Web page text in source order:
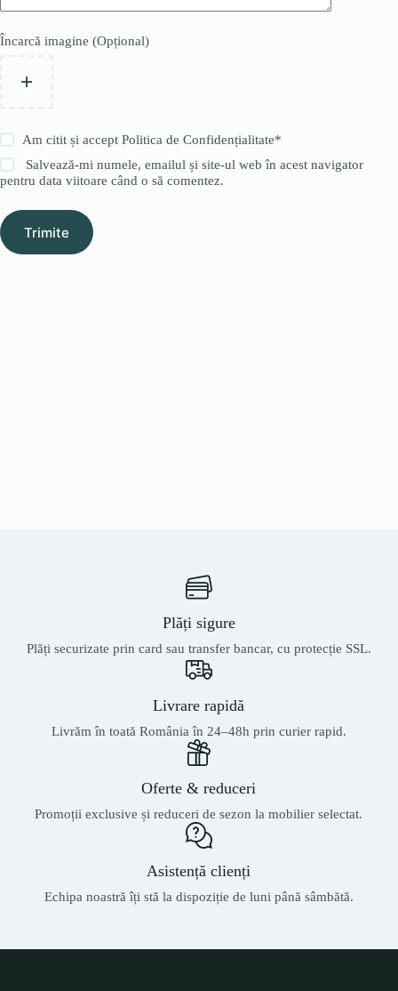
Încarcă imagine (Opțional)
Am citit și acceptPolitica de Confidențialitate*
Salvează-mi numele, emailul și site-ul web în acest navigator
pentru data viitoare când o să comentez.
Trimite
Plăți sigure
Plăți securizate prin card sau transfer bancar, cu protecție SSL.
Livrare rapidă
Livrăm în toată România în 24–48h prin curier rapid.
Oferte & reduceri
Promoții exclusive și reduceri de sezon la mobilier selectat.
Asistență clienți
Echipa noastră îți stă la dispoziție de luni până sâmbătă.